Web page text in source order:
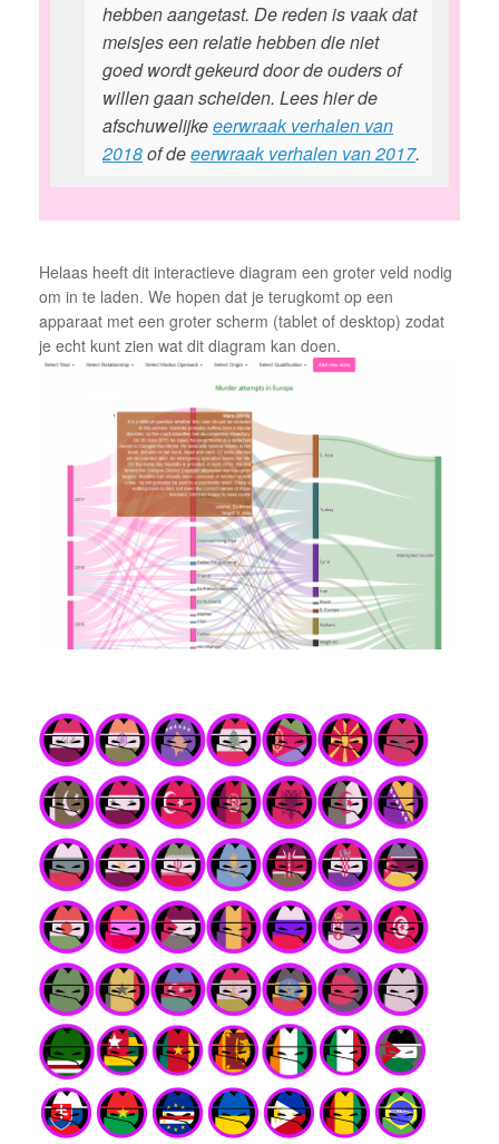
hebben aangetast. De reden is vaak dat
meisjes een relatie hebben die niet
goed wordt gekeurd door de ouders of
willen gaan scheiden. Lees hier de
afschuwelijkeeerwraak verhalen van
2018of deeerwraak verhalen van 2017.
Helaas heeft dit interactieve diagram een groter veld nodig
om in te laden. We hopen dat je terugkomt op een
apparaat met een groter scherm (tablet of desktop) zodat
je echt kunt zien wat dit diagram kan doen.